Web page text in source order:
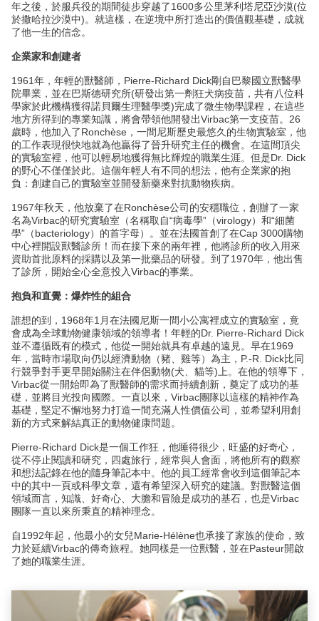
年之後，於服兵役的期間徒步穿越了1600多公里茅利塔尼亞沙漠(位
於撒哈拉沙漠中)。就這樣，在逆境中所打造出的價值觀基礎，成就
了他一生的信念。
企業家和創建者
1961年，年輕的獸醫師，Pierre-Richard Dick剛自巴黎國立獸醫學
院畢業，並在巴斯德研究所(研發出第一劑狂犬病疫苗，共有八位科
學家於此機構獲得諾貝爾生理醫學獎)完成了微生物學課程，在這些
地方所得到的專業知識，將會帶領他開發出Virbac第一支疫苗。26
歲時，他加入了Ronchèse，一間尼斯歷史最悠久的生物實驗室，他
的工作表現很快地就為他贏得了晉升研究主任的機會。在這間頂尖
的實驗室裡，他可以輕易地獲得無比輝煌的職業生涯。但是Dr. Dick
的野心不僅僅於此。這個年輕人有不同的想法，他有企業家的抱
負：創建自己的實驗室並開發新藥來對抗動物疾病。
1967年秋天，他放棄了在Ronchèse公司的安穩職位，創辦了一家
名為Virbac的研究實驗室（名稱取自“病毒學”（virology）和“細菌
學”（bacteriology）的首字母）。並在法國首創了在Cap 3000購物
中心裡開設獸醫診所！而在接下來的兩年裡，他將診所的收入用來
資助首批原料的採購以及第一批藥品的研發。到了1970年，他出售
了診所，開始全心全意投入Virbac的事業。
抱負和直覺：爆炸性的組合
誰想的到，1968年1月在法國尼斯一間小公寓裡成立的實驗室，竟
會成為全球動物健康領域的領導者！年輕的Dr. Pierre-Richard Dick
並不遵循既有的模式，他從一開始就具有卓越的遠見。早在1969
年，當時市場取向仍以經濟動物（豬、雞等）為主，P.-R. Dick比同
行競爭對手更早開始關注在伴侶動物(犬、貓等)上。在他的領導下，
Virbac從一開始即為了獸醫師的需求而持續創新，奠定了成功的基
礎，並將目光投向國際。一直以來，Virbac團隊以這樣的精神作為
基礎，堅定不懈地努力打造一間充滿人性價值公司，並希望利用創
新的方式來解結真正的動物健康問題。
Pierre-Richard Dick是一個工作狂，他睡得很少，旺盛的好奇心，
從不停止閱讀和研究，四處旅行，經常與人會面，將他所有的觀察
和想法記錄在他的隨身筆記本中。他的員工經常會收到這個筆記本
中的其中一頁或科學文章，還有希望深入研究的建議。對獸醫這個
領域而言，知識、好奇心、大膽和冒險是成功的基石，也是Virbac
團隊一直以來所秉直的精神理念。
自1992年起，他最小的女兒Marie-Hélène也承接了家族的使命，致
力於延續Virbac的傳奇旅程。她同樣是一位獸醫，並在Pasteur開啟
了她的職業生涯。